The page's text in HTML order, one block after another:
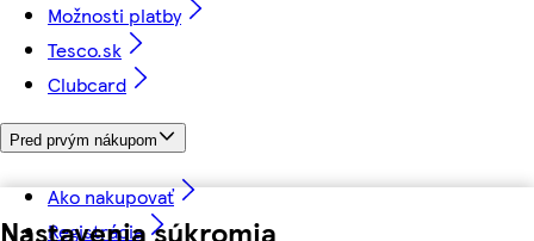
Nastavenia súkromia
Možnosti platby
Tesco.sk
Clubcard
Pred prvým nákupom
Ako nakupovať
Registrácia